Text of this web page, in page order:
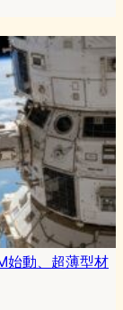
始動、超薄型材